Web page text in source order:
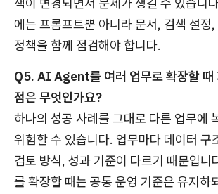
책이 변경되면서 문제가 생길 수 있습니
에는 프롬프트뿐 아니라 문서, 검색 설정
정책을 함께 점검해야 합니다.
Q5. AI Agent를 여러 업무로 확장할 때
점은 무엇인가요?
하나의 성공 사례를 그대로 다른 업무에
위험할 수 있습니다. 업무마다 데이터 구
검토 방식, 성과 기준이 다르기 때문입
를 확장할 때는 공통 운영 기준은 유지하